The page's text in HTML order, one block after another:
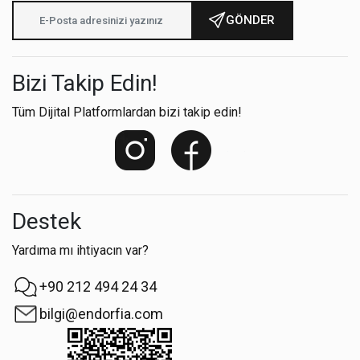
GÖNDER
Bizi Takip Edin!
Tüm Dijital Platformlardan bizi takip edin!
Destek
Yardıma mı ihtiyacın var?
+90 212 494 24 34
bilgi@endorfia.com